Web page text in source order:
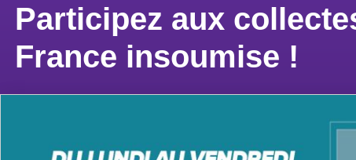
Participez aux
France insoumise !